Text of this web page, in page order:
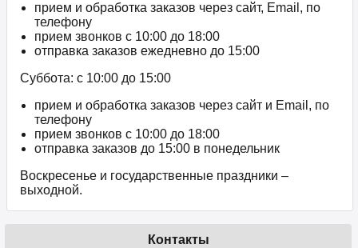
прием и обработка заказов через сайт, Email, по
телефону
прием звонков c 10:00 до 18:00
отправка заказов ежедневно до 15:00
Суббота: с 10:00 до 15:00
прием и обработка заказов через сайт и Email, по
телефону
прием звонков c 10:00 до 18:00
отправка заказов до 15:00 в понедельник
Воскресенье и государственные праздники –
выходной.
Контакты